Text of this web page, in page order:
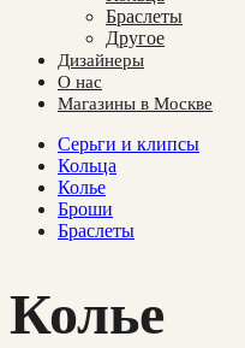
Браслеты
Другое
Дизайнеры
О нас
Магазины в Москве
Cерьги и клипсы
Кольца
Колье
Броши
Браслеты
Колье